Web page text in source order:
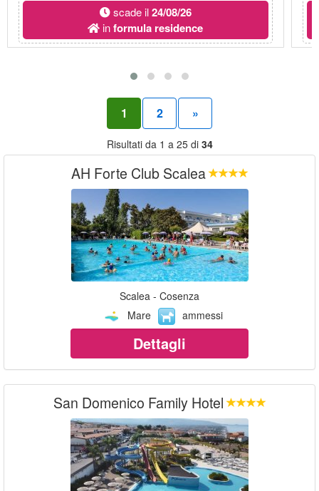
scade il24/08/26
informula residence
1 2 »
Risultati da 1 a 25 di 34
AH Forte Club Scalea
Scalea - Cosenza
Mare
ammessi
Dettagli
San Domenico Family Hotel